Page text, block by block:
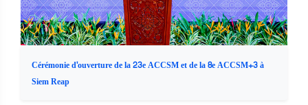
Cérémonie d'ouverture de la 23e ACCSM et de la 8e ACCSM+3 à
Siem Reap